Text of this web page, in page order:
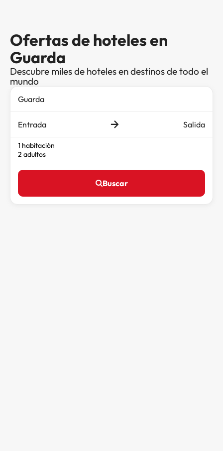
Ofertas de hoteles en
Guarda
Descubre miles de hoteles en destinos de todo el
mundo
Entrada Salida
1 habitación
2 adultos
Buscar